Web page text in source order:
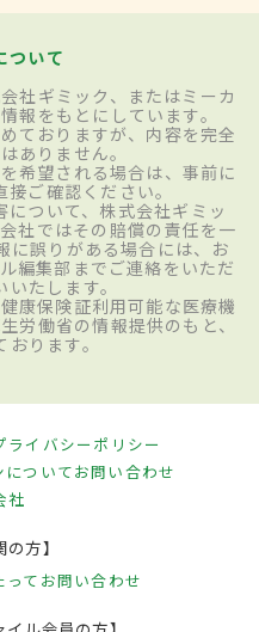
ついて
社ギミック、またはミーカ
報をもとにしています。
ておりますが、内容を完全
ありません。
希望される場合は、事前に
ご確認ください。
ついて、株式会社ギミッ
社ではその賠償の責任を一
に誤りがある場合には、お
編集部までご連絡をいただ
たします。
康保険証利用可能な医療機
労働省の情報提供のもと、
ります。
ライバシーポリシー
ついてお問い合わせ
社
の方】
て お問い合わせ